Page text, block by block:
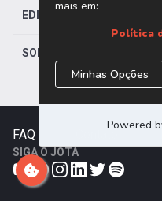
EDITORIAS
SOBRE O JOTA
FAQ
SIGA O JOTA